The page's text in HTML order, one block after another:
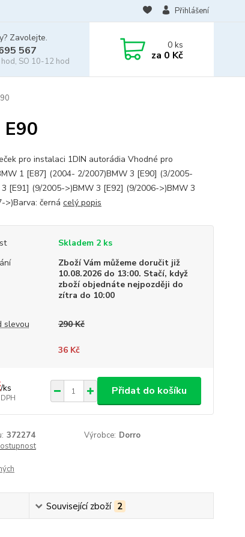
Přihlášení
Zavolejte.
567
SO 10-12 hod
0ks
za 0 Kč
pro instalaci 1DIN autorádia Vhodné pro
1 [E87] (2004- 2/2007)BMW 3 [E90] (3/2005-
[E91] (9/2005->)BMW 3 [E92] (9/2006->)BMW 3
>)Barva: černá celý popis
Skladem 2 ks
Zboží Vám můžeme doručit již
10.08.2026 do 13:00. Stačí, když
zboží objednáte nejpozději do
zítra do 10:00
slevou 290 Kč
36 Kč
/ks Přidat do košíku
372274 Výrobce: Dorro
Související zboží 2